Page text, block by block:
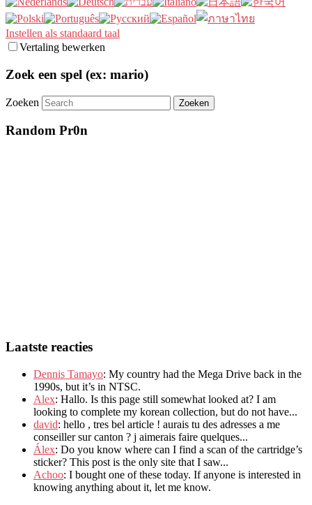
Instellen als standaard taal
Vertaling bewerken
Zoek een spel (ex: mario)
Zoeken
Random Pr0n
Laatste reacties
Dennis Tamayo: My country had the Mega Drive back in the
1990s, but it’s in NTSC.
Alex: Hallo. Is this page still somewhat looked at? I am
looking to complete my korean collection, but do not have...
david: hello , tres bel article ! aurais tu des adresses a me
conseiller sur canton ? j aimerais faire quelques...
Álex: Do you know where can I find a scan of the cartridge’s
sticker? This post is the only site that I saw...
Achoo: I bought one of these today. If anyone is interested in
knowing anything about it, let me know.